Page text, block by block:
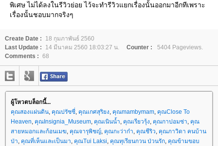
พิเศษ ไม่ได้ลงในรีวิวย่อย ไว้จะทำรีวิวแยกเรื่องนั้นออกมาอีกทีเพราะ
เรื่องนั้นชอบมากจริงๆ
Create Date :
18 กุมภาพันธ์ 2560
Last Update :
14 มีนาคม 2560 18:03:27 น. Counter :
5404 Pageviews.
Comments : 68
ผู้โหวตบล็อกนี้...
คุณสองแผ่นดิน, คุณปรัซซี่, คุณเกศสุริยง, คุณmambymam, คุณClose To
Heaven, คุณInsignia_Museum, คุณเนินน้ำ, คุณเรียวรุ้ง, คุณกาปอมซ่า, คุณ
สายหมอกและก้อนเมฆ, คุณจารุพิชญ์, คุณกะว่าก๋า, คุณชีริว, คุณภาวิดา คนบ้าน
ป่า, คุณที่เห็นและเป็นมา, คุณTui Laksi, คุณทุเรียนกวน ป่วนรัก, คุณข้ามขอบ